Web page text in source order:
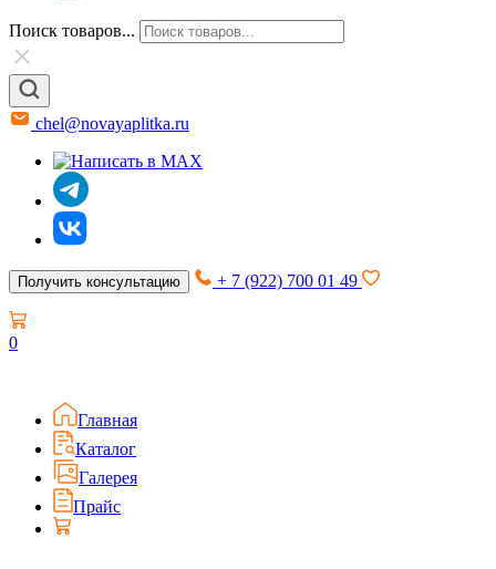
Поиск товаров...
chel@novayaplitka.ru
Получить консультацию + 7 (922) 700 01 49
0
Главная
Каталог
Галерея
Прайс